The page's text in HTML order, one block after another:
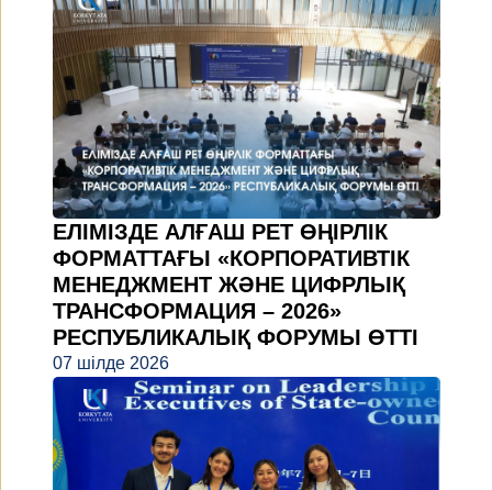
ЕЛІМІЗДЕ АЛҒАШ РЕТ ӨҢІРЛІК
ФОРМАТТАҒЫ «КОРПОРАТИВТІК
МЕНЕДЖМЕНТ ЖӘНЕ ЦИФРЛЫҚ
ТРАНСФОРМАЦИЯ – 2026»
РЕСПУБЛИКАЛЫҚ ФОРУМЫ ӨТТІ
07 шілде 2026